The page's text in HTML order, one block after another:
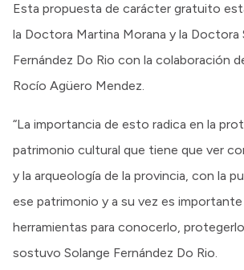
Esta propuesta de carácter gratuito
la Doctora Martina Morana y la Doctora
Fernández Do Rio con la colaboración
Rocío Agüero Mendez.
“La importancia de esto radica en la
patrimonio cultural que tiene que ver
y la arqueología de la provincia, con la
ese patrimonio y a su vez es importante
herramientas para conocerlo,
sostuvo Solange Fernández Do Rio.